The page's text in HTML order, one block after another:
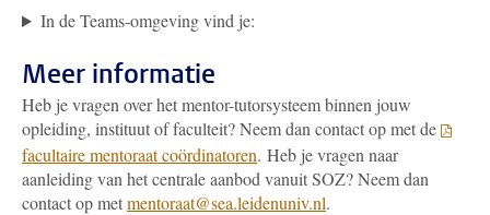
In de Teams-omgeving vind je:
Meer informatie
Heb je vragen over het mentor-tutorsysteem binnen jouw
opleiding, instituut of faculteit? Neem dan contact op met de
facultaire mentoraat coördinatoren. Heb je vragen naar
aanleiding van het centrale aanbod vanuit SOZ? Neem dan
contact op metmentoraat@sea.leidenuniv.nl.